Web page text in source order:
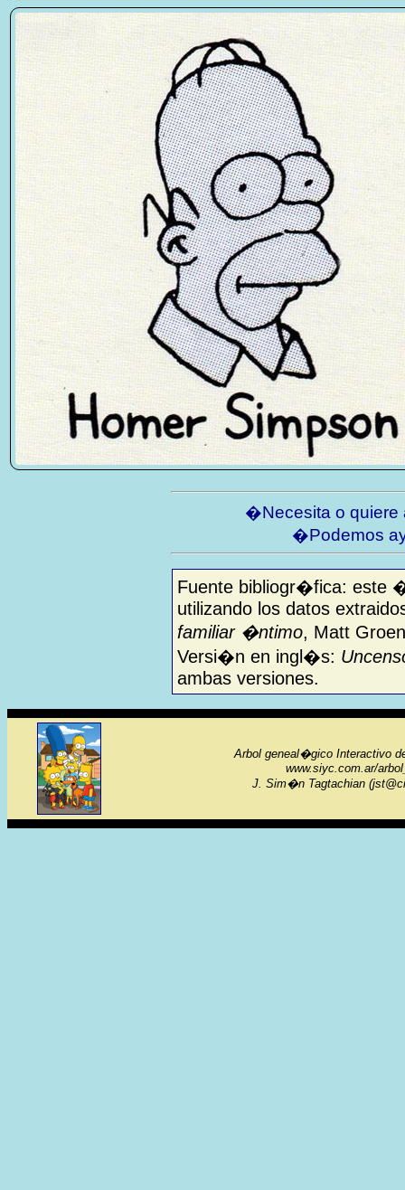
�Necesita o
�Podemos
Fuente bibliogr�fica: este
utilizando los datos
familiar �ntimo, Matt
Versi�n en ingl�s:
ambas versiones.
Arbol geneal�gico Interactivo
www.siyc.com.ar/
J. Sim�n Tagtachian